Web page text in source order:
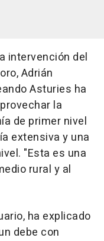
intervención del
Adrián
Asturies ha
la
de primer nivel
extensiva y una
"Esta es una
rural y al
ha explicado
debe con